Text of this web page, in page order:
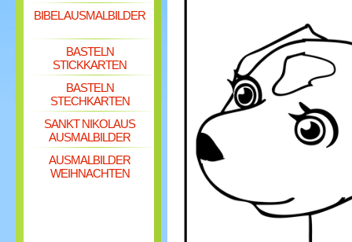
BIBEL AUSMALBILDER
BASTELN
STICKKARTEN
BASTELN
STECHKARTEN
SANKT NIKOLAUS
AUSMALBILDER
AUSMALBILDER
WEIHNACHTEN